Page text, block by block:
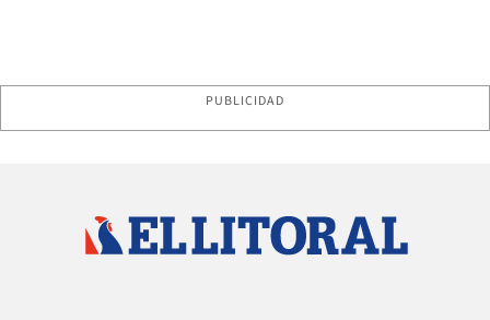
PUBLICIDAD